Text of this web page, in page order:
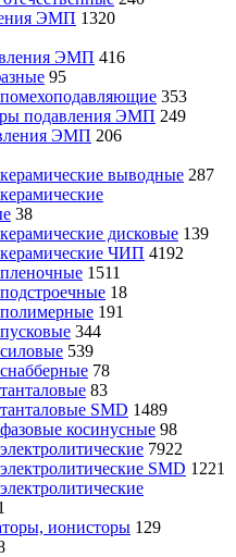
ЭМП 1320
ЭМП 416
95
353
подавления ЭМП 249
ЭМП 206
выводные 287
38
дисковые 139
ЧИП 4192
1511
18
191
344
539
78
83
SMD 1489
косинусные 98
7922
SMD 1221
ионисторы 129